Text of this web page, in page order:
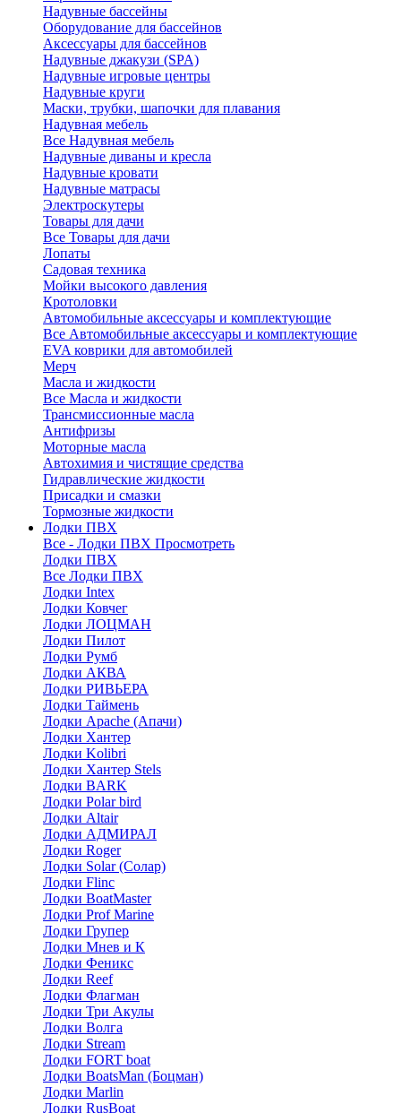
Надувные бассейны
Оборудование для бассейнов
Аксессуары для бассейнов
Надувные джакузи (SPA)
Надувные игровые центры
Надувные круги
Маски, трубки, шапочки для плавания
Надувная мебель
Все Надувная мебель
Надувные диваны и кресла
Надувные кровати
Надувные матрасы
Электроскутеры
Товары для дачи
Все Товары для дачи
Лопаты
Садовая техника
Мойки высокого давления
Кротоловки
Автомобильные аксессуары и комплектующие
Все Автомобильные аксессуары и комплектующие
EVA коврики для автомобилей
Мерч
Масла и жидкости
Все Масла и жидкости
Трансмиссионные масла
Антифризы
Моторные масла
Автохимия и чистящие средства
Гидравлические жидкости
Присадки и смазки
Тормозные жидкости
Лодки ПВХ
Все - Лодки ПВХ Просмотреть
Лодки ПВХ
Все Лодки ПВХ
Лодки Intex
Лодки Ковчег
Лодки ЛОЦМАН
Лодки Пилот
Лодки Румб
Лодки АКВА
Лодки РИВЬЕРА
Лодки Таймень
Лодки Apache (Апачи)
Лодки Хантер
Лодки Kolibri
Лодки Хантер Stels
Лодки BARK
Лодки Polar bird
Лодки Altair
Лодки АДМИРАЛ
Лодки Roger
Лодки Solar (Солар)
Лодки Flinc
Лодки BoatMaster
Лодки Prof Marine
Лодки Групер
Лодки Мнев и К
Лодки Феникс
Лодки Reef
Лодки Флагман
Лодки Три Акулы
Лодки Волга
Лодки Stream
Лодки FORT boat
Лодки BoatsMan (Боцман)
Лодки Marlin
Лодки RusBoat